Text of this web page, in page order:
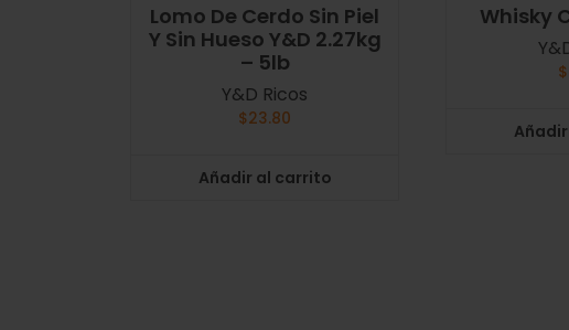
Lomo De Cerdo Sin Piel
Y Sin Hueso Y&D 2.27kg
– 5lb
Y&D Ricos
$23.80
Añadir al carrito
Whisky
$